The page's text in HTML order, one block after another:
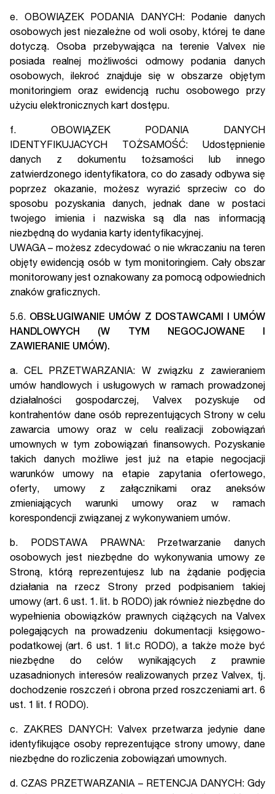
e. OBOWIĄZEK PODANIA DANYCH: Podanie danych
osobowych jest niezależne od woli osoby, której te dane
dotyczą. Osoba przebywająca na terenie Valvex nie
posiada realnej możliwości odmowy podania danych
osobowych, ilekroć znajduje się w obszarze objętym
monitoringiem oraz ewidencją ruchu osobowego przy
użyciu elektronicznych kart dostępu.
f. OBOWIĄZEK PODANIA DANYCH
IDENTYFIKUJACYCH TOŻSAMOŚĆ: Udostępnienie
danych z dokumentu tożsamości lub innego
zatwierdzonego identyfikatora, co do zasady odbywa się
poprzez okazanie, możesz wyrazić sprzeciw co do
sposobu pozyskania danych, jednak dane w postaci
twojego imienia i nazwiska są dla nas informacją
niezbędną do wydania karty identyfikacyjnej.
UWAGA – możesz zdecydować o nie wkraczaniu na teren
objęty ewidencją osób w tym monitoringiem. Cały obszar
monitorowany jest oznakowany za pomocą odpowiednich
znaków graficznych.
5.6. OBSŁUGIWANIE UMÓW Z DOSTAWCAMI I UMÓW
HANDLOWYCH (W TYM NEGOCJOWANE I
ZAWIERANIE UMÓW).
a. CEL PRZETWARZANIA: W związku z zawieraniem
umów handlowych i usługowych w ramach prowadzonej
działalności gospodarczej, Valvex pozyskuje od
kontrahentów dane osób reprezentujących Strony w celu
zawarcia umowy oraz w celu realizacji zobowiązań
umownych w tym zobowiązań finansowych. Pozyskanie
takich danych możliwe jest już na etapie negocjacji
warunków umowy na etapie zapytania ofertowego,
oferty, umowy z załącznikami oraz aneksów
zmieniających warunki umowy oraz w ramach
korespondencji związanej z wykonywaniem umów.
b. PODSTAWA PRAWNA: Przetwarzanie danych
osobowych jest niezbędne do wykonywania umowy ze
Stroną, którą reprezentujesz lub na żądanie podjęcia
działania na rzecz Strony przed podpisaniem takiej
umowy (art. 6 ust. 1. lit. b RODO) jak również niezbędne do
wypełnienia obowiązków prawnych ciążących na Valvex
polegających na prowadzeniu dokumentacji księgowo-
podatkowej (art. 6 ust. 1 lit.c RODO), a także może być
niezbędne do celów wynikających z prawnie
uzasadnionych interesów realizowanych przez Valvex, tj.
dochodzenie roszczeń i obrona przed roszczeniami art. 6
ust. 1 lit. f RODO).
c. ZAKRES DANYCH: Valvex przetwarza jedynie dane
identyfikujące osoby reprezentujące strony umowy, dane
niezbędne do rozliczenia zobowiązań umownych.
d. CZAS PRZETWARZANIA – RETENCJA DANYCH: Gdy